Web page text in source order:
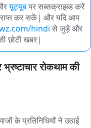
यूट्यूबपर सब्सक्राइब्ड करें
कर सकें| और यदि आप
hindi से जुड़े और
छोटी खबर|
रोकथाम की
के प्रतिनिधियों ने उठाई